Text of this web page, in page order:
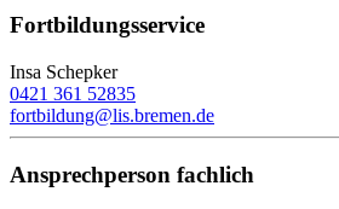
Fortbildungsservice
Insa Schepker
0421 361 52835
fortbildung@lis.bremen.de
Ansprechperson fachlich